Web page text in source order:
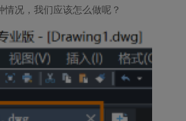
况，我们应该怎么做呢？